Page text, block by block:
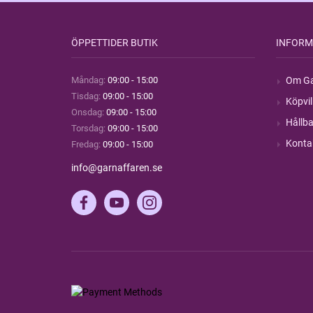
ÖPPETTIDER BUTIK
Måndag: 09:00 - 15:00
Tisdag: 09:00 - 15:00
Onsdag: 09:00 - 15:00
Torsdag: 09:00 - 15:00
Fredag: 09:00 - 15:00
info@garnaffaren.se
Om